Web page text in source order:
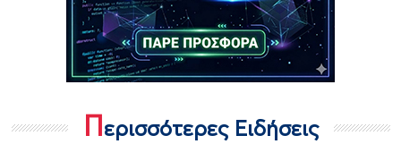
Περισσότερες Ειδήσεις